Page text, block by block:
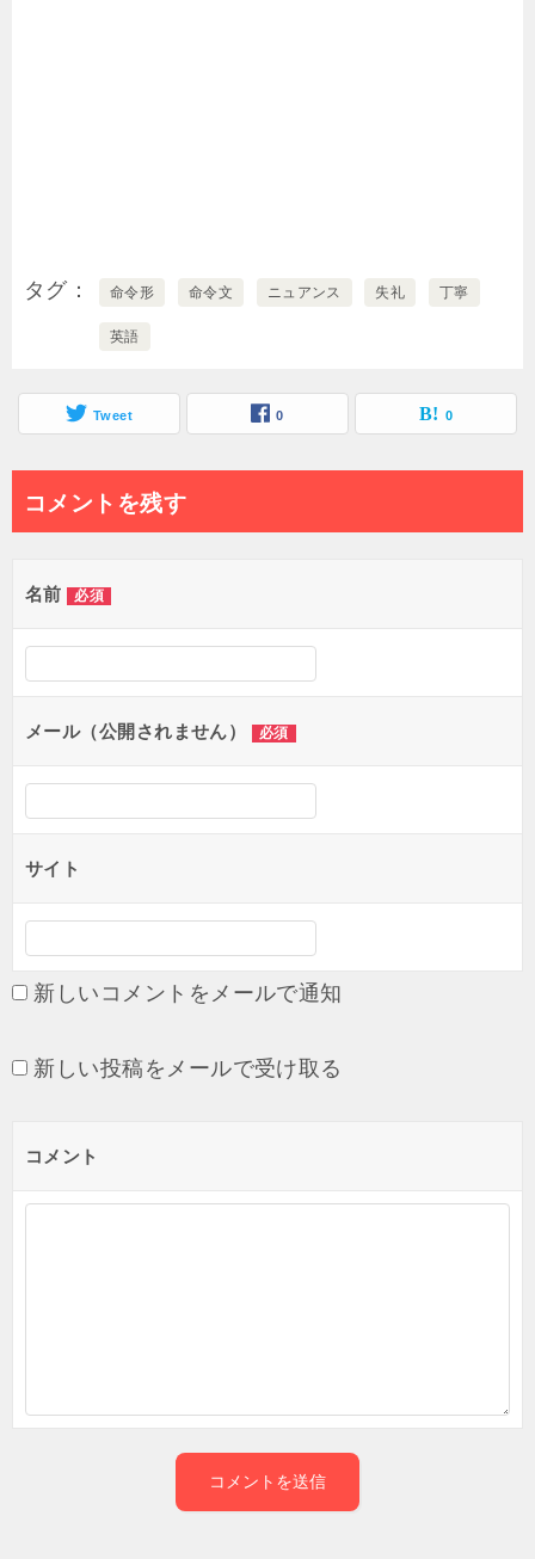
タグ 命令形 命令文 ニュアンス 失礼 丁寧
英語
Tweet 0 0
コメントを残す
名前 必須
メール（公開されません） 必須
サイト
新しいコメントをメールで通知
新しい投稿をメールで受け取る
コメント